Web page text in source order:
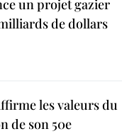
un projet gazier
de dollars
les valeurs du
de son 50e